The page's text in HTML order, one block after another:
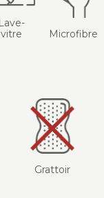
Lave-
vitre
Microfibre
Grattoir